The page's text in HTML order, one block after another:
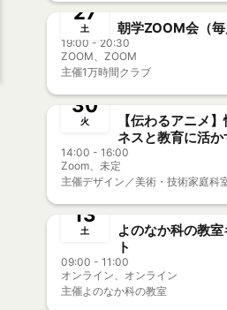
27
土 朝学ZOOM会（毎
19:00 - 20:30
ZOOM、ZOOM
主催1万時間クラブ
終了
30
火
【伝わるアニメ
ネスと教育に活か
14:00 - 16:00
Zoom、未定
主催デザイン／美術・技術家庭科
終了
13
土
よのなか科の教
ト
09:00 - 11:00
オンライン、オンライン
主催よのなか科の教室